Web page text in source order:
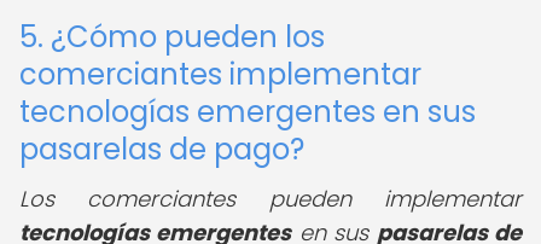
5. ¿Cómo pueden los
comerciantes implementar
tecnologías emergentes en sus
pasarelas de pago?
Los comerciantes pueden implementar
tecnologías emergentesen sus pasarelas de